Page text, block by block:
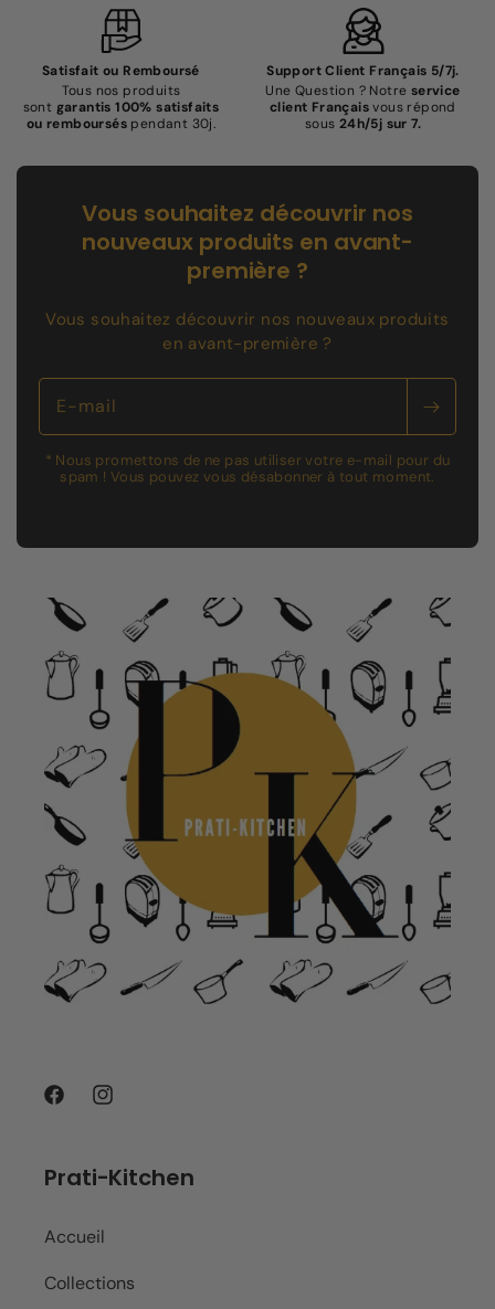
Satisfait ou Remboursé
Tous nos produits
sont garantis 100% satisfaits
ou remboursés pendant 30j.
Support Client Français 5/7j.
Une Question ? Notre service
client Françaisvous répond
sous 24h/5j sur 7.
Vous souhaitez découvrir nos
nouveaux produits en avant-
première ?
Vous souhaitez découvrir nos nouveaux produits
en avant-première ?
E-mail
* Nous promettons de ne pas utiliser votre e-mail pour du
spam ! Vous pouvez vous désabonner à tout moment.
FacebookInstagram
Prati-Kitchen
Accueil
Collections